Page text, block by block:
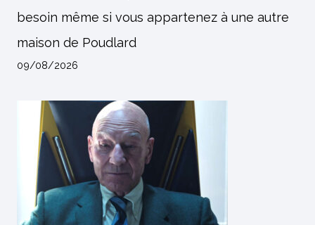
besoin même si vous appartenez à une autre
maison de Poudlard
09/08/2026